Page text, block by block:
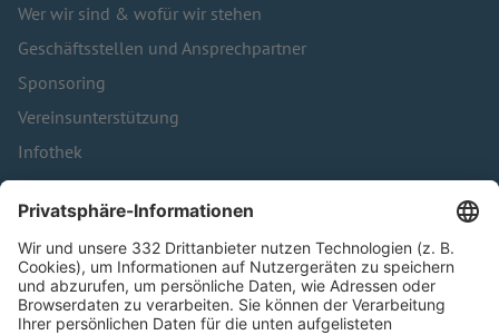
Wer wir sind & wofür wir stehen
Geschäftsstellen und Ansprechpartner
Sponsoring
Vereinsunterstützung
Infothek
Kontakt
HÄUFIG BESUCHTE SEITEN
Pässe und Vereinswechsel
Trainerausbildung